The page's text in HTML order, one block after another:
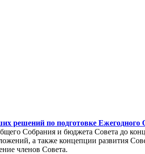
решений по подготовке
Собрания и бюджета Совета до
а также концепции развития
членов Совета.